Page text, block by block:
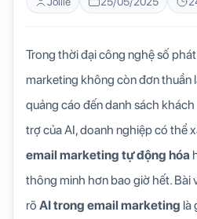
Trong thời đại công nghệ số
marketing không còn đơn thuần
quảng cáo đến danh sách
trợ của AI, doanh nghiệp có thể
email marketing tự động hóa
thông minh hơn bao giờ hết. Bài
rõ AI trong email marketing là